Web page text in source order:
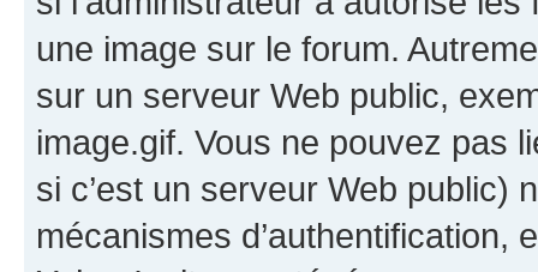
une image sur le forum.
sur un serveur Web public,
image.gif. Vous ne pouvez pas
si c’est un serveur Web public)
mécanismes d’authentification,